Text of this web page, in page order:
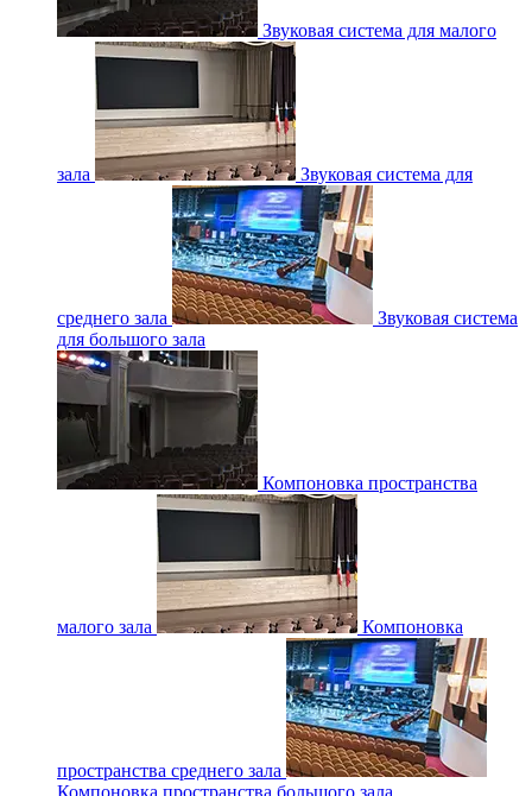
Звуковая система для малого
зала Звуковая система для
среднего зала
Звуковая система
для большого зала
Компоновка пространства
малого зала Компоновка
пространства среднего зала
Компоновка пространства большого зала